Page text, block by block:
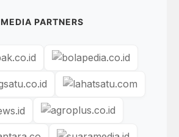
MEDIA PARTNERS